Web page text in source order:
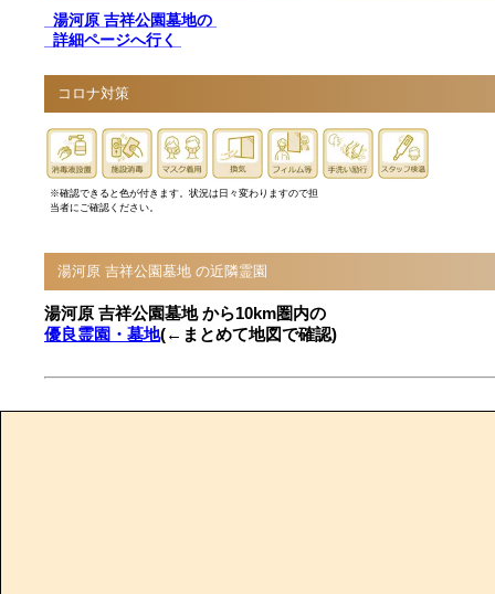
湯河原 吉祥公園墓地の
詳細ページへ行く
コロナ対策
※確認できると色が付きます。状況は日々変わりますので担
当者にご確認ください。
湯河原 吉祥公園墓地 の近隣霊園
湯河原 吉祥公園墓地 から10km圏内の
優良霊園・墓地(←まとめて地図で確認)